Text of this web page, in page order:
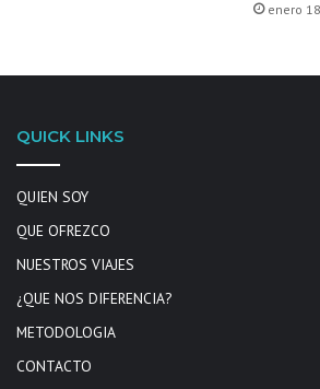
enero
QUICK LINKS
QUIEN SOY
QUE OFREZCO
NUESTROS VIAJES
¿QUE NOS DIFERENCIA?
METODOLOGIA
CONTACTO